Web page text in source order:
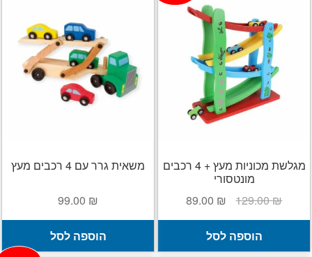
מגלשת מכוניות מעץ + 4 רכבים
מונטסורי
129.00₪
המחיר
המקורי
היה:
129.00 ₪.
89.00 ₪
המחיר
הנוכחי
89.00 ₪.
הוספה לסל
משאית גרר עם 4 רכבים מעץ
99.00 ₪
הוספה לסל